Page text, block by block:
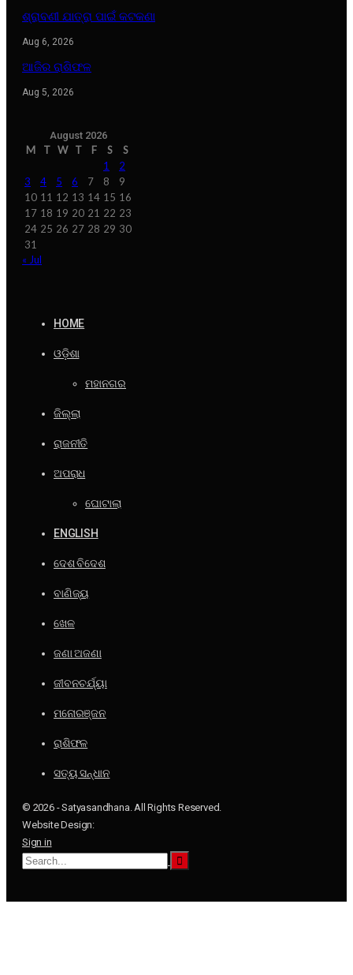
ଶ୍ରାବଣୀ ଯାତ୍ରା ପାଇଁ କଟକଣା
Aug 6, 2026
ଆଜିର ରାଶିଫଳ
Aug 5, 2026
August 2026
M T W T F S
S
1
2
3
4 5 6 7 8
9
10 11 12 13 14 15 16
17 18 19 20 21 22 23
24 25 26 27 28 29 30
31
« Jul
HOME
ଓଡ଼ିଶା
ମହାନଗର
ଜିଲ୍ଲା
ରାଜନୀତି
ଅପରାଧ
ଘୋଟାଲା
ENGLISH
ଦେଶ ବିଦେଶ
ବାଣିଜ୍ୟ
ଖେଳ
ଜଣା ଅଜଣା
ଜୀବନଚର୍ଯ୍ୟା
ମନୋରଞ୍ଜନ
ରାଶିଫଳ
ସତ୍ୟ ସନ୍ଧାନ
© 2026 - Satyasandhana. All Rights Reserved.
Website Design:
Sign in